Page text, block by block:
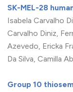
SK-MEL-28
Isabela Carvalho
Carvalho Diniz,
Azevedo, Ericka
Da Silva, Camilla
Group 10